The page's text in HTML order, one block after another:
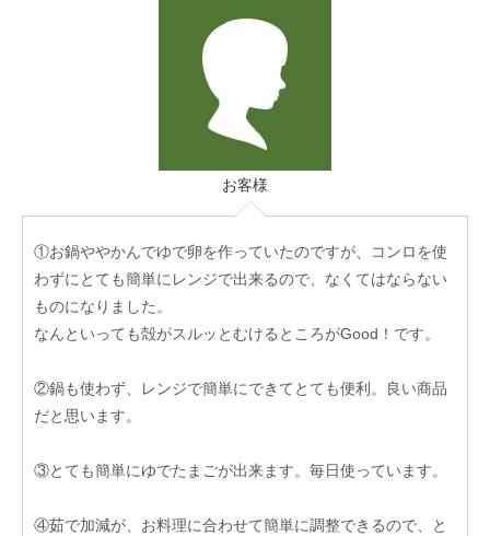
お客様
①お鍋ややかんでゆで卵を作っていたのですが、コンロを使
わずにとても簡単にレンジで出来るので、なくてはならない
ものになりました。
なんといっても殻がスルッとむけるところがGood！です。
②鍋も使わず、レンジで簡単にできてとても便利。良い商品
だと思います。
③とても簡単にゆでたまごが出来ます。毎日使っています。
④茹で加減が、お料理に合わせて簡単に調整できるので、と